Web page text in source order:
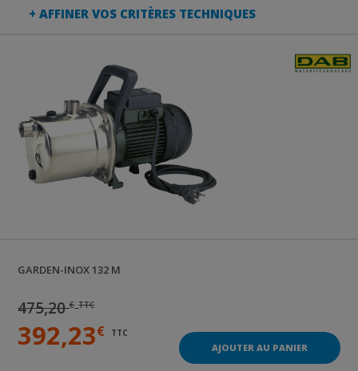
+ AFFINER VOS CRITÈRES TECHNIQUES
GARDEN-INOX 132 M
475,20€ TTC
392,23€ TTC
AJOUTER AU PANIER